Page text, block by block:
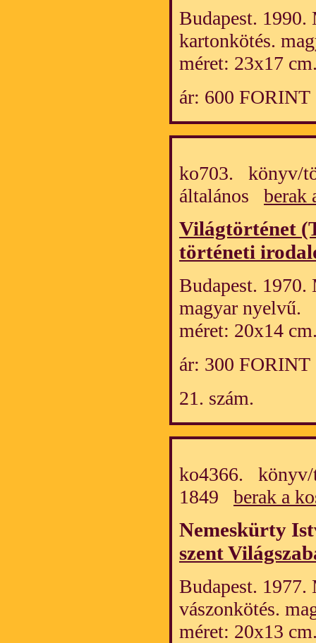
Budapest. 1990.
kartonkötés.
méret: 23x17
ár: 600 FORINT
ko703. könyv/
általános berak
Világtörténet
történeti
Budapest.
magyar nyelvű.
méret: 20x14
ár: 300 FORINT
21. szám.
ko4366. könyv/
1849 berak a
Nemeskürty
szent
Budapest. 1977.
vászonkötés.
méret: 20x13